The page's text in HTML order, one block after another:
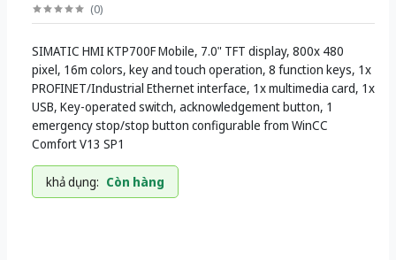
(0)
SIMATIC HMI KTP700F Mobile, 7.0" TFT display, 800x 480
pixel, 16m colors, key and touch operation, 8 function keys, 1x
PROFINET/Industrial Ethernet interface, 1x multimedia card, 1x
USB, Key-operated switch, acknowledgement button, 1
emergency stop/stop button configurable from WinCC
Comfort V13 SP1
khả dụng: Còn hàng